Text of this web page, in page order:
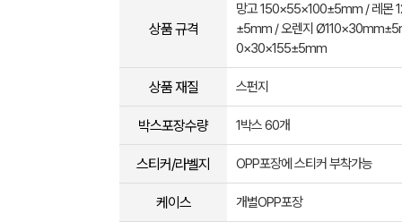
상품 규격
망고 150×55×100±5mm / 레몬
±5mm / 오렌지
0×30×155±5mm
상품 재질 스펀지
박스포장수량 1박스 60개
스티커/라벨지 OPP포장에 스티커 부착가능
케이스 개별OPP포장